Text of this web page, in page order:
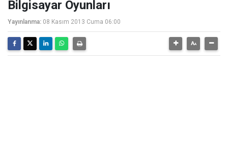
Bilgisayar Oyunları
Yayınlanma: 08 Kasım 2013 Cuma 06:00